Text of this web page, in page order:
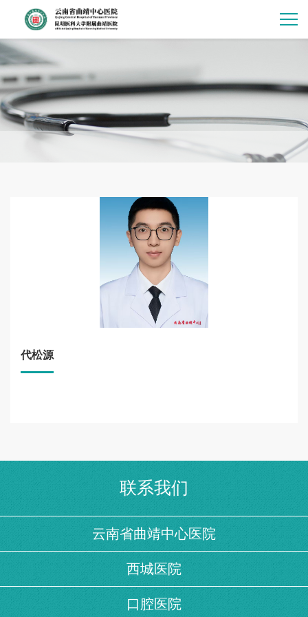
代松源
联系我们
云南省曲靖中心医院
西城医院
口腔医院